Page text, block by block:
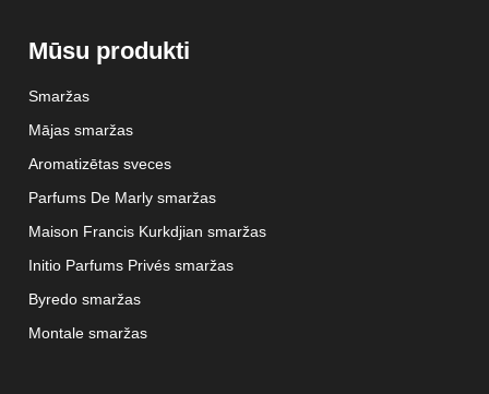
Mūsu produkti
Smaržas
Mājas smaržas
Aromatizētas sveces
Parfums De Marly smaržas
Maison Francis Kurkdjian smaržas
Initio Parfums Privés smaržas
Byredo smaržas
Montale smaržas